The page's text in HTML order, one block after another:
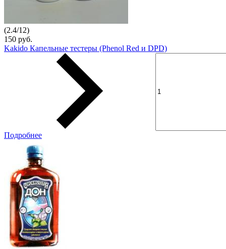
(2.4/12)
150 руб.
Kakido Капельные тестеры (Phenol Red и DPD)
Подробнее